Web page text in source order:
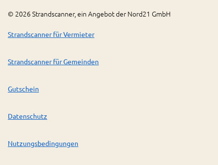
© 2026 Strandscanner, ein Angebot der Nord21 GmbH
Strandscanner für Vermieter
Strandscanner für Gemeinden
Gutschein
Datenschutz
Nutzungsbedingungen